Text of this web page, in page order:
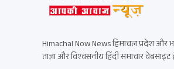
Himachal Now News हिमाचल प्रदेश और
ताज़ा और विश्वसनीय हिंदी समाचार वेबसाइट